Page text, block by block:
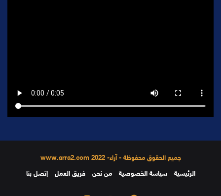
جميع الحقوق محفوظة - آراء- 2022 www.arra2.com
الرئيسية
سياسة الخصوصية من نحن فريق العمل إتصل بنا